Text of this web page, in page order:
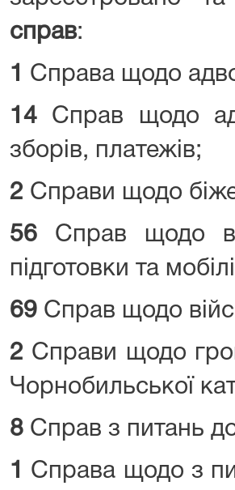
справ:
1
Справа щодо
14 Справ щодо
зборів, платежів;
2 Справи щодо
56 Справ щодо
підготовки та
69 Справ щодо
2 Справи щодо
Чорнобильської
8 Справ з питань
1 Справа щодо з